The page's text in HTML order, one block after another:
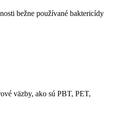
bežne používané baktericídy
väzby, ako sú PBT, PET,